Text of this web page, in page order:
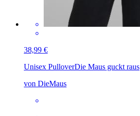
38,99 €
Unisex PulloverDie Maus guckt raus
von DieMaus